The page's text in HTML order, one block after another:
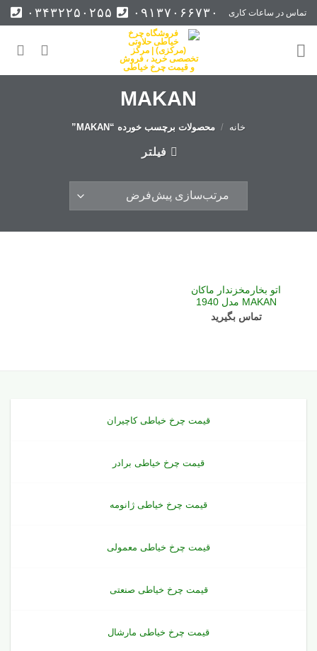
Skip
content
تماس در ساعات کاری ۰۹۱۳۷۰۶۶۷۳۰ ۰۳۴۳۲۲۵۰۲۵۵
MAKAN
خانه / محصولات برچسب خورده “MAKAN”
فیلتر
اتو بخارمخزندار ماکان
MAKAN مدل 1940
تماس بگیرید
قیمت چرخ خیاطی کاچیران
قیمت چرخ خیاطی برادر
قیمت چرخ خیاطی ژانومه
قیمت چرخ خیاطی معمولی
قیمت چرخ خیاطی صنعتی
قیمت چرخ خیاطی مارشال